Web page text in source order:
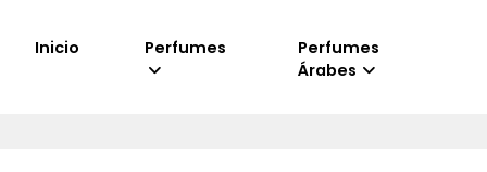
Inicio Perfumes
Perfumes
Árabes